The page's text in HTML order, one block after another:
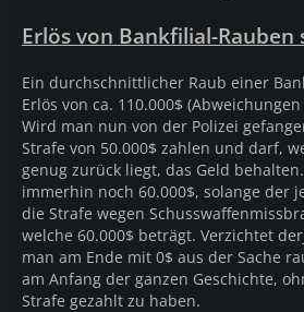
Erlös von Bankfilial-Rauben
Ein durchschnittlicher Raub einer
Erlös von ca. 110.000$
Wird man nun von der Polizei
Strafe von 50.000$ zahlen und darf,
genug zurück liegt, das Geld
immerhin noch 60.000$, solange der
die Strafe wegen
welche 60.000$ beträgt. Verzichtet
man am Ende mit 0$ aus der Sache
am Anfang der ganzen Geschichte,
Strafe gezahlt zu haben.